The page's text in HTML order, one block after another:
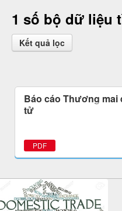
1 số bộ dữ liệu
Kết quả lọc
Báo cáo Thương mại
tử
PDF